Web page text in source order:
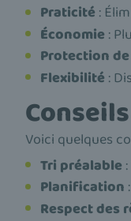
Praticité :
Économie :
Protection
Flexibilité :
Voici quelques
Tri préalable
Planification
Respect des